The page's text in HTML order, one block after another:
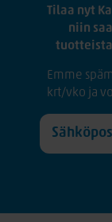
Tilaa nyt
niin
Emme
krt/vko ja